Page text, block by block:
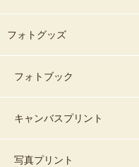
フォトグッズ
フォトブック
キャンバスプリント
写真プリント